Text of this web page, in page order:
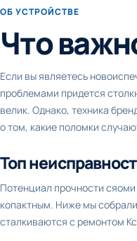
ОБ УСТРОЙСТВЕ
Что
Если вы являетесь
проблемами придется
велик. Однако, техника
о том, какие поломки
Топ
Потенциал прочности
копактным. Ниже мы
сталкиваются с ремонтом